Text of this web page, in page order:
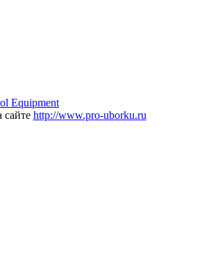
Equipment
сайте http://www.pro-uborku.ru